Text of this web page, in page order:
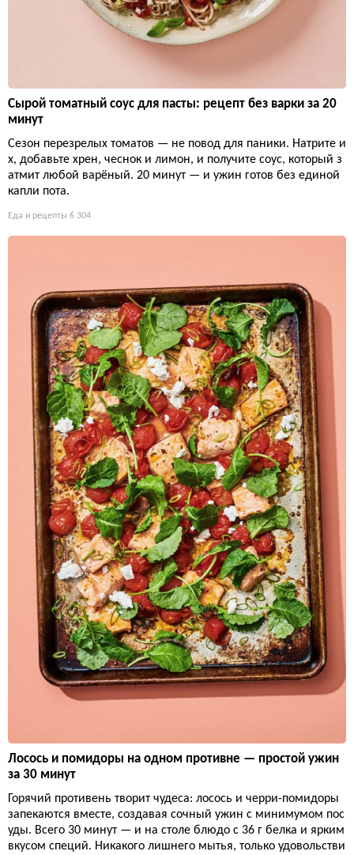
Сырой томатный соус для пасты: рецепт без варки за 20
минут
Сезон перезрелых томатов — не повод для паники. Натрите и
х, добавьте хрен, чеснок и лимон, и получите соус, который з
атмит любой варёный. 20 минут — и ужин готов без единой
капли пота.
Еда и рецепты 6 304
Лосось и помидоры на одном противне — простой ужин
за 30 минут
Горячий противень творит чудеса: лосось и черри-помидоры
запекаются вместе, создавая сочный ужин с минимумом пос
уды. Всего 30 минут — и на столе блюдо с 36 г белка и ярким
вкусом специй. Никакого лишнего мытья, только удовольстви